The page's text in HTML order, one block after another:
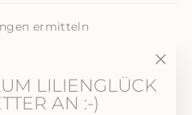
LILIENGLÜCK
AN :-)
ermitteln
& Antworten